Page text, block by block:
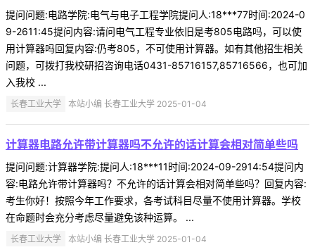
提问问题:电路学院:电气与电子工程学院提问人:18***77时间:2024-0
9-2611:45提问内容:请问电气工程专业依旧是考805电路吗，可以使
用计算器吗回复内容:仍考805，不可使用计算器。如有其他招生相关
问题，可拨打我校研招咨询电话0431-85716157,85716566，也可加
入我校 ...
长春工业大学 本站小编 长春工业大学 2025-01-04
计算器电路允许带计算器吗不允许的话计算会相对简单些吗
提问问题:计算器学院:提问人:18***11时间:2024-09-2914:54提问内
容:电路允许带计算器吗？不允许的话计算会相对简单些吗？回复内容:
考生你好！按照今年工作要求，各考试科目尽量不使用计算器。学校
在命题时会充分考虑尽量避免该种运算。 ...
长春工业大学 本站小编 长春工业大学 2025-01-04